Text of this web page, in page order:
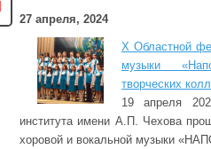
27 апреля, 2024
X Областной
музыки
творческих
19 апреля
института имени А.П. Чехова
хоровой и вокальной музыки